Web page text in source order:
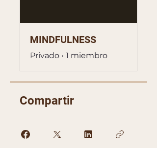
MINDFULNESS
Privado • 1 miembro
Compartir